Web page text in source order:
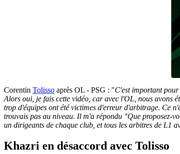
Corentin Tolisso après OL - PSG : "C'est important pour
Alors oui, je fais cette vidéo, car avec l'OL, nous avons
trop d'équipes ont été victimes d'erreur d'arbitrage. Ce
trouvais pas au niveau. Il m'a répondu "Que proposez-
un dirigeants de chaque club, et tous les arbitres de L1
Khazri en désaccord avec Tolisso